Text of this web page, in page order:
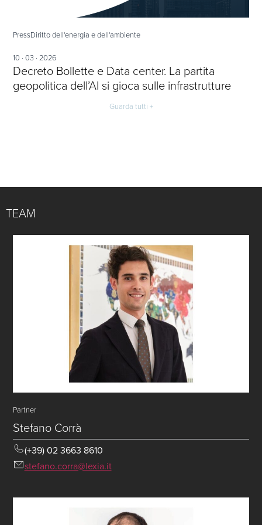
PressDiritto dell'energia e dell'ambiente
10 · 03 · 2026
Decreto Bollette e Data center. La partita
geopolitica dell’AI si gioca sulle infrastrutture
Guarda tutti +
TEAM
Partner
Stefano Corrà
(+39) 02 3663 8610
stefano.corra@lexia.it